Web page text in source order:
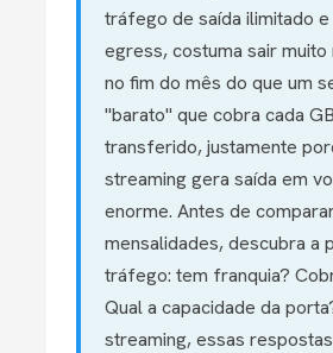
tráfego de saída ilimitado e
egress, costuma sair muito
no fim do mês do que um
"barato" que cobra cada GB
transferido, justamente
streaming gera saída em
enorme. Antes de
mensalidades, descubra a
tráfego: tem franquia?
Qual a capacidade da
streaming, essas